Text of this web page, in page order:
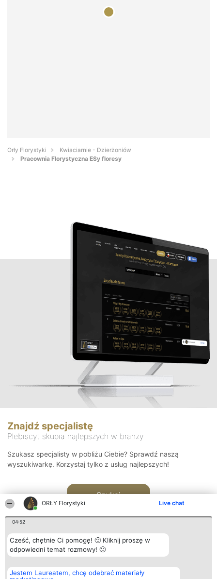
ORŁY Florystyki Live chat
04:52
Cześć, chętnie Ci pomogę! 🙂 Kliknij proszę w
odpowiedni temat rozmowy! 🙂
Jestem Laureatem, chcę odebrać materiały
Orły Florystyki
Kwiaciarnie - Dzierżoniów
Pracownia Florystyczna ESy floresy
Znajdź specjalistę
Plebiscyt skupia najlepszych w branży
Szukasz specjalisty w pobliżu Ciebie? Sprawdź naszą
wyszukiwarkę. Korzystaj tylko z usług najlepszych!
Szukaj
Organizator plebiscytu
Bright Side Solutions sp. z o.
Plebiscyt
Laureaci
Kontakt
Kontakt